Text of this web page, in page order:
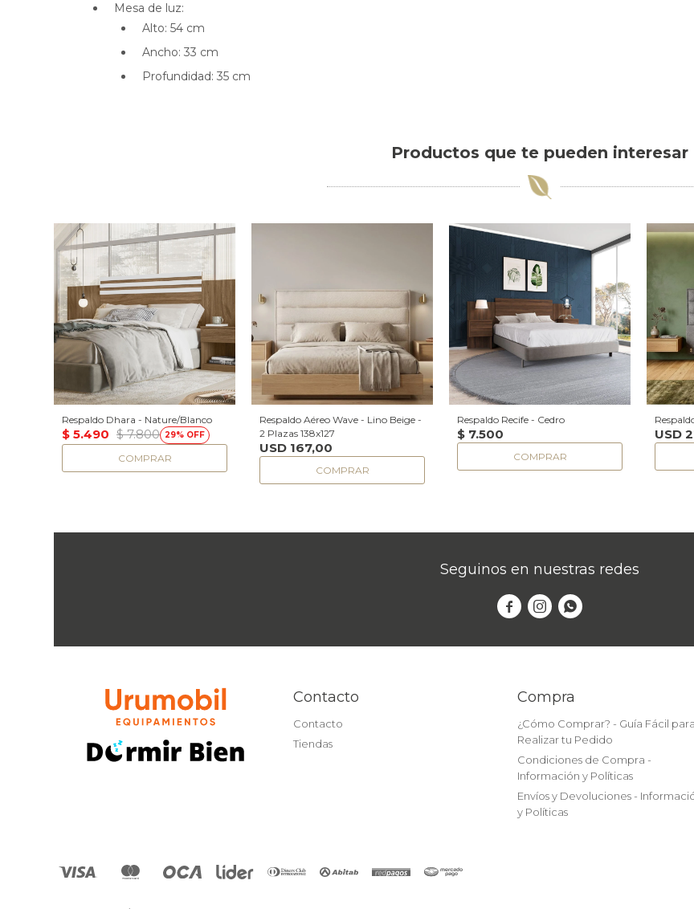
Mesa de luz:
Alto: 54 cm
Ancho: 33 cm
Profundidad: 35 cm
Productos que te pueden interesar
Respaldo Dhara - Nature/Blanco
$ 5.490 $ 7.800 29
Respaldo Aéreo Wave - Lino Beige -
2 Plazas 138x127
USD 167,00
Respaldo Recife - Cedro
$ 7.500 USD
Seguinos en nuestras redes
  
Contacto
Contacto
Tiendas
Compra
¿Cómo Comprar? - Guía Fácil para
Realizar tu Pedido
Condiciones de Compra -
Información y Políticas
Envíos y Devoluciones -
y Políticas